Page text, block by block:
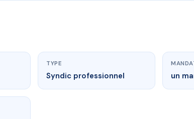
TYPE
Syndic professionnel un